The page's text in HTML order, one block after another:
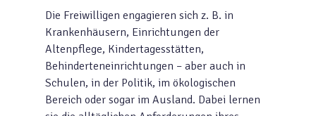
Die Freiwilligen engagieren sich z. B. in
Krankenhäusern, Einrichtungen der
Altenpflege, Kindertagesstätten,
Behinderteneinrichtungen – aber auch in
Schulen, in der Politik, im ökologischen
Bereich oder sogar im Ausland. Dabei lernen